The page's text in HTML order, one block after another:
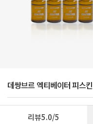
데쌍브르 엑티베이터 피스
리뷰5.0/5